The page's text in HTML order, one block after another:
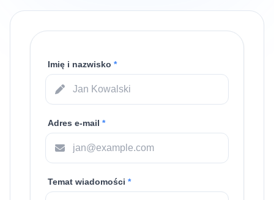
Imię i nazwisko *
Adres e-mail *
Temat wiadomości *